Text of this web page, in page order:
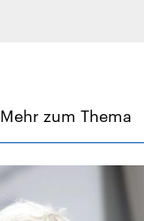
Mehr zum Thema